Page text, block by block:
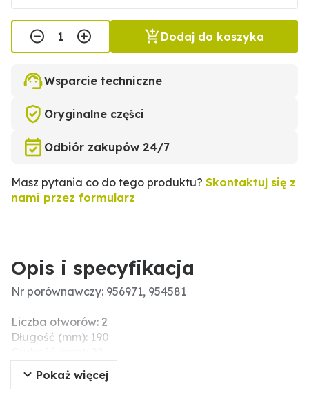
Dodaj do koszyka
Wsparcie techniczne
Oryginalne części
Odbiór zakupów 24/7
Masz pytania co do tego produktu? Skontaktuj się z
nami przez formularz
Opis i specyfikacja
Nr porównawczy: 956971, 954581
Liczba otworów: 2
Długość (mm): 190
Szerokość (mm): 60
Rozstaw otworów (mm): 100
Pokaż więcej